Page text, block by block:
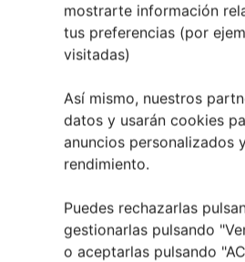
mostrarte información
tus preferencias (por
visitadas)
Así mismo, nuestros
datos y usarán cookies
anuncios personalizados
rendimiento.
Puedes rechazarlas
gestionarlas pulsando "
o aceptarlas pulsando
COMPÁRTELO EN REDES SI TE HA
ENTRADA ANTERIOR